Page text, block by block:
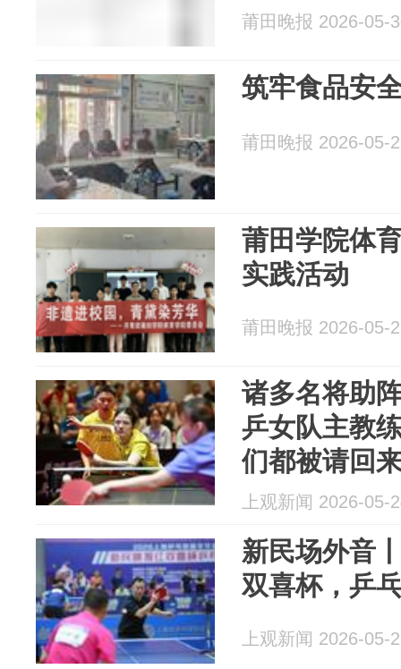
莆田晚报 2026-05-
筑牢食品安
莆田晚报 2026-05-
莆田学院体
实践活动
莆田晚报 2026-05-
诸多名将助
乒女队主教
们都被请回
上观新闻 2026-05-
新民场外音
双喜杯，乒
上观新闻 2026-05-